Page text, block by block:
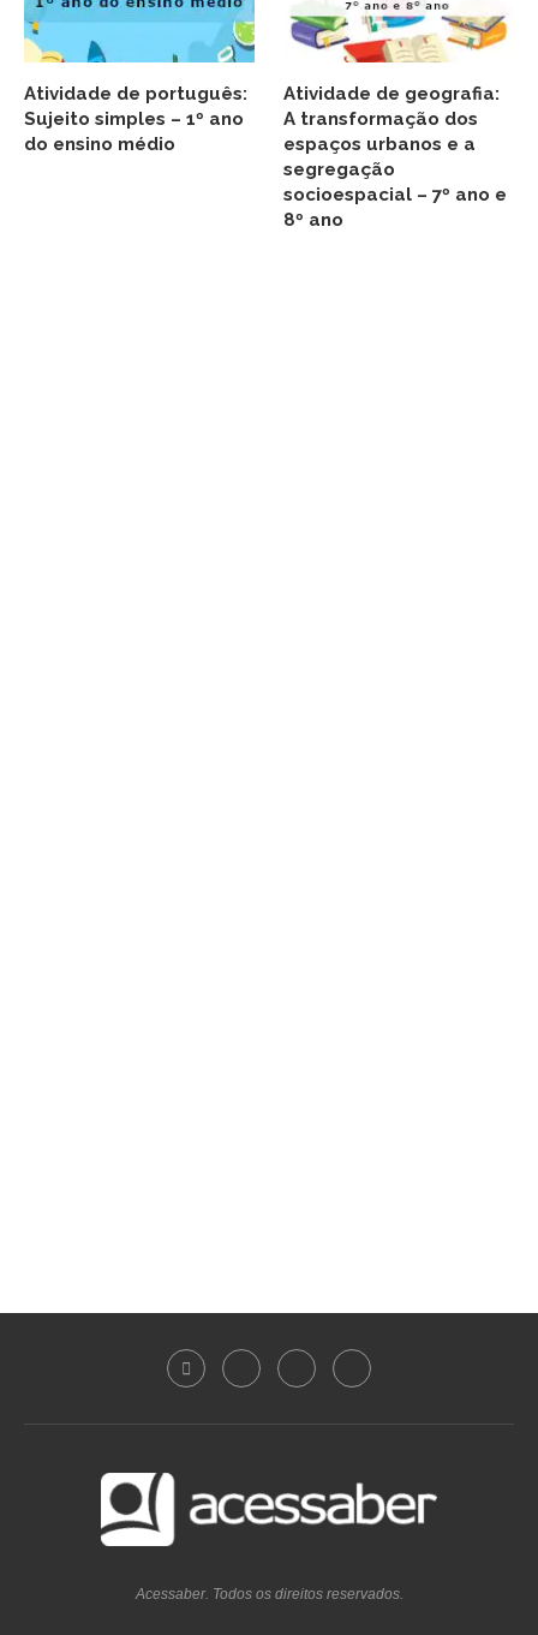
Atividade de português:
Sujeito simples – 1º ano
do ensino médio
Atividade de geografia:
A transformação dos
espaços urbanos e a
segregação
socioespacial – 7º ano e
8º ano
Acessaber. Todos os direitos reservados.